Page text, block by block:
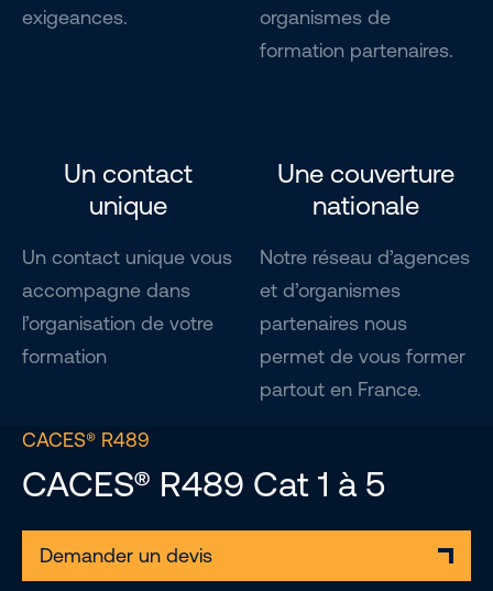
exigeances.
organismes de
formation partenaires.
Un contact
unique
Un contact unique vous
accompagne dans
l’organisation de votre
formation
Une couverture
nationale
Notre réseau d’agences
et d’organismes
partenaires nous
permet de vous former
partout en France.
CACES® R489
CACES® R489 Cat 1 à 5
Demander un devis